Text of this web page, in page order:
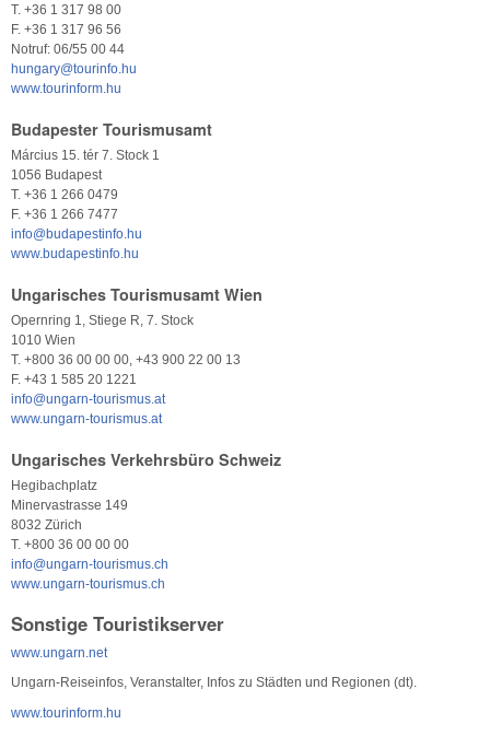
T. +36 1 317 98 00
F. +36 1 317 96 56
Notruf: 06/55 00 44
hungary@tourinfo.hu
www.tourinform.hu
Budapester Tourismusamt
Március 15. tér 7. Stock 1
1056 Budapest
T. +36 1 266 0479
F. +36 1 266 7477
info@budapestinfo.hu
www.budapestinfo.hu
Ungarisches Tourismusamt Wien
Opernring 1, Stiege R, 7. Stock
1010 Wien
T. +800 36 00 00 00, +43 900 22 00 13
F. +43 1 585 20 1221
info@ungarn-tourismus.at
www.ungarn-tourismus.at
Ungarisches Verkehrsbüro Schweiz
Hegibachplatz
Minervastrasse 149
8032 Zürich
T. +800 36 00 00 00
info@ungarn-tourismus.ch
www.ungarn-tourismus.ch
Sonstige Touristikserver
www.ungarn.net
Ungarn-Reiseinfos, Veranstalter, Infos zu Städten und Regionen (dt).
www.tourinform.hu